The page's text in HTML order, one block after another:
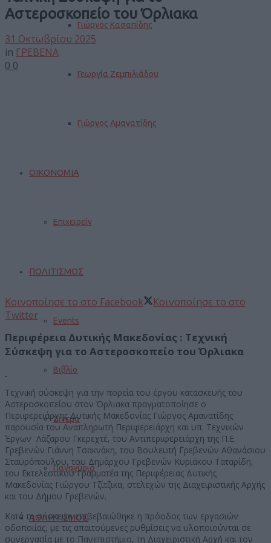
Γιώργος Κασαπίδης
Γεωργία Ζεμπιλιάδου
Γιώργος Αμανατίδης
ΟΙΚΟΝΟΜΙΑ
Επιχειρείν
ΠΟΛΙΤΙΣΜΟΣ
Events
Βιβλίο
Σινεμά
Πανηγύρια
ΑΘΛΗΤΙΣΜΟΣ
Αστεροσκοπείο του Όρλιακα
31 Οκτωβρίου 2025
in ΓΡΕΒΕΝΑ
0 0
Κοινοποίησε το στο Facebook
Κοινοποίησε το στο
Twitter
Περιφέρεια Δυτικής Μακεδονίας : Τεχνική
Σύσκεψη για το Αστεροσκοπείο του Όρλιακα
Τεχνική σύσκεψη για την πορεία του έργου κατασκευής του
Αστεροσκοπείου στον Όρλιακα πραγματοποίησε ο
Περιφερειάρχης Δυτικής Μακεδονίας Γιώργος Αμανατίδης
παρουσία του Αναπληρωτή Περιφερειάρχη και υπ. Τεχνικών
Έργων Λάζαρου Γκερεχτέ, του Αντιπεριφερειάρχη της Π.Ε.
Γρεβενών Γιάννη Τσακνάκη, του Βουλευτή Γρεβενών Αθανάσιου
Σταυρόπουλου, του Δημάρχου Γρεβενών Κυριάκου Ταταρίδη,
του Εκτελεστικού Γραμματέα της Περιφέρειας Δυτικής
Μακεδονίας Γιώργου Τζίτζικα, στελεχών της Διαχειριστικής Αρχής
και του Δήμου Γρεβενών.
Κατά τη σύσκεψη επιβεβαιώθηκε η πρόοδος των εργασιών
οδοποιίας, με τις απαιτούμενες ρυθμίσεις να υλοποιούνται σε
συνεργασία με το Πανεπιστήμιο, τη Διαχειριστική Αρχή και τον